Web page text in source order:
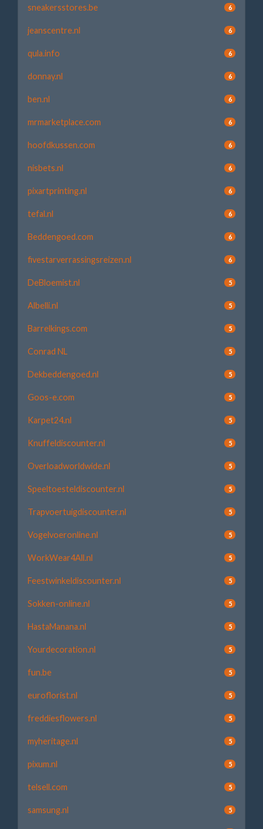
sneakersstores.be 6
jeanscentre.nl 6
qula.info 6
donnay.nl 6
ben.nl 6
mrmarketplace.com 6
hoofdkussen.com 6
nisbets.nl 6
pixartprinting.nl 6
tefal.nl 6
Beddengoed.com 6
fivestarverrassingsreizen.nl 6
DeBloemist.nl 5
Albelli.nl 5
Barrelkings.com 5
Conrad NL 5
Dekbeddengoed.nl 5
Goos-e.com 5
Karpet24.nl 5
Knuffeldiscounter.nl 5
Overloadworldwide.nl 5
Speeltoesteldiscounter.nl 5
Trapvoertuigdiscounter.nl 5
Vogelvoeronline.nl 5
WorkWear4All.nl 5
Feestwinkeldiscounter.nl 5
Sokken-online.nl 5
HastaManana.nl 5
Yourdecoration.nl 5
fun.be 5
euroflorist.nl 5
freddiesflowers.nl 5
myheritage.nl 5
pixum.nl 5
telsell.com 5
samsung.nl 5